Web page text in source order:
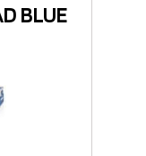
BLUE